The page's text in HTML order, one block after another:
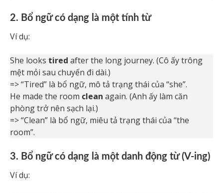
2. Bổ ngữ có dạng là một tính từ
Ví dụ:
She looks tired after the long journey. (Cô ấy trông
mệt mỏi sau chuyến đi dài.)
=> “Tired” là bổ ngữ, mô tả trạng thái của “she”.
He made the room clean again. (Anh ấy làm căn
phòng trở nên sạch lại.)
=> “Clean” là bổ ngữ, miêu tả trạng thái của “the
room”.
3. Bổ ngữ có dạng là một danh động từ (V-ing)
Ví dụ: